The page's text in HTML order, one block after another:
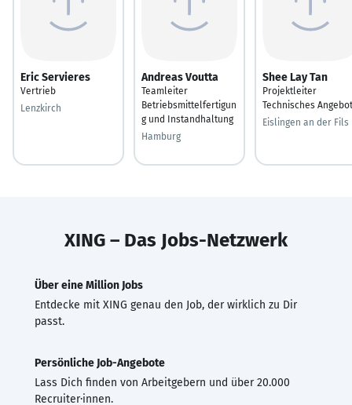
Eric Servieres
Vertrieb
Lenzkirch
Andreas Voutta
Teamleiter
Betriebsmittelfertigun
g und Instandhaltung
Hamburg
Shee Lay Tan
Projektleiter
Technisches Angebot
Eislingen an der Fils
XING – Das Jobs-Netzwerk
Über eine Million Jobs
Entdecke mit XING genau den Job, der wirklich zu Dir
passt.
Persönliche Job-Angebote
Lass Dich finden von Arbeitgebern und über 20.000
Recruiter·innen.